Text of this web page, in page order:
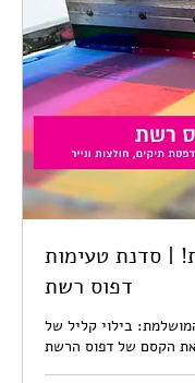
| סדנת טעימות
דפוס רשת
בילוי קליל של
את הקסם של דפוס הרשת